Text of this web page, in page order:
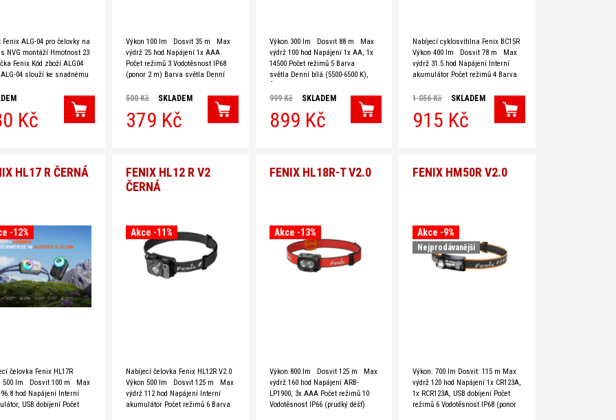
Fenix ALG-04 pro čelovky na
NVG montáží Hmotnost 23
Fenix Kód zboží ALG04
04 slouží ke snadnému
HM60R, HM61R,
T), HM65R-T V2.0,
Kč
Výkon 100 lm Dosvit 35 m Max
výdrž 25 hod Napájení 1x AAA
Počet režimů 3 Vodotěsnost IP68
(ponor 2 m) Barva světla Denní
zdroj Luminus SST-20 Hmotnost 13
g Značka Fenix Tip: Chcete znát
všechny rozdíly mezi svítilnami
na klíče Fenix E01 V2.0,
500 Kč SKLADEM
379 Kč
Výkon 300 lm Dosvit 88 m Max
výdrž 100 hod Napájení 1x AA, 1x
14500 Počet režimů 5 Barva
světla Denní bílá (5500-6500 K),
m) Světelný zdroj Luminus SST-20,
Everlight 2835 Hmotnost 86.3 g
Značka Fenix Kód zboží HM23V20
Kompaktní LED čelovka Fenix
999 Kč SKLADEM
899 Kč
Nabíjecí cyklosvítilna Fenix BC15R
Výkon 400 lm Dosvit 78 m Max
výdrž 31.5 hod Napájení Interní
akumulátor Počet režimů 4 Barva
Vodotěsnost IP66 (prudký déšť)
Světelný zdroj Luminus SST-20
Hmotnost 109 g Značka Fenix Kód
zboží BC15R Rady a tipy: Přehled
1 056 Kč SKLADEM
915 Kč
HL17 R ČERNÁ
-12%
čelovka Fenix HL17R
500 lm Dosvit 100 m Max
hod Napájení Interní
USB dobíjení Počet
FENIX HL12 R V2
ČERNÁ
Akce -11%
Nabíjecí čelovka Fenix HL12R V2.0
Výkon 500 lm Dosvit 125 m Max
výdrž 112 hod Napájení Interní
akumulátor Počet režimů 6 Barva
FENIX HL18R-T V2.0
Akce -13%
Výkon 800 lm Dosvit 125 m Max
výdrž 160 hod Napájení ARB-
LP1900, 3x AAA Počet režimů 10
Vodotěsnost IP66 (prudký déšť)
FENIX HM50R V2.0
Akce -9%
Nejprodávanější
Výkon: 700 lm Dosvit: 115 m Max
výdrž 120 hod Napájení 1x CR123A,
1x RCR123A, USB dobíjení Počet
režimů 6 Vodotěsnost IP68 (ponor